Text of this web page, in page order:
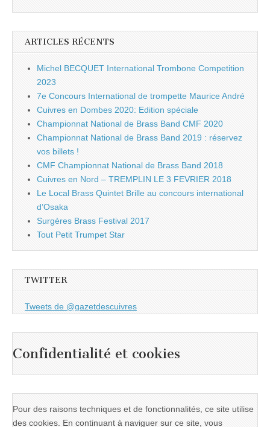
ARTICLES RÉCENTS
Michel BECQUET International Trombone Competition
2023
7e Concours International de trompette Maurice André
Cuivres en Dombes 2020: Edition spéciale
Championnat National de Brass Band CMF 2020
Championnat National de Brass Band 2019 : réservez
vos billets !
CMF Championnat National de Brass Band 2018
Cuivres en Nord – TREMPLIN LE 3 FEVRIER 2018
Le Local Brass Quintet Brille au concours international
d’Osaka
Surgères Brass Festival 2017
Tout Petit Trumpet Star
TWITTER
Tweets de @gazetdescuivres
Confidentialité et cookies
Pour des raisons techniques et de fonctionnalités, ce site utilise
des cookies. En continuant à naviguer sur ce site, vous